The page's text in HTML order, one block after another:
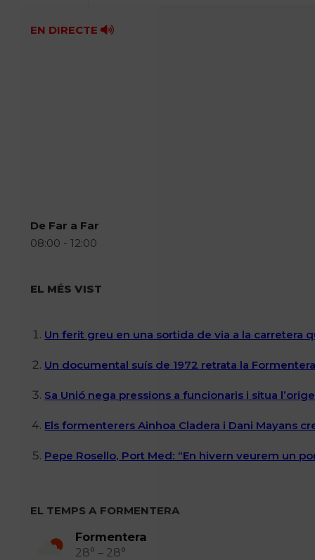
EN DIRECTE
De Far a Far
08:00 - 12:00
EL MÉS VIST
Un ferit greu en una sortida de via a la carretera
Un documental suís de 1972 retrata la
Sa Unió nega pressions a funcionaris i situa
Els formenterers Ainhoa Cladera i Dani Mayans
Pepe Rosello, Port Med: “En hivern veurem un
EL TEMPS A FORMENTERA
Formentera
28° – 28°